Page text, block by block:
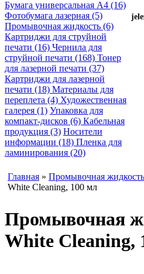
Бумага универсальная A4 (16)
Фотобумага лазерная (5)
Промывочная жидкость (6)
Картриджи для струйной
печати (16) Чернила для
струйной печати (168) Тонер
для лазерной печати (37)
Картриджи для лазерной
печати (18) Материалы для
переплета (4) Художественная
галерея (1) Упаковка для
компакт-дисков (6) Кабельная
продукция (3) Носители
информации (18) Пленка для
ламинирования (20)
Главная » Промывочная жидкость
White Cleaning, 100 мл
Промывочная
White Cleaning,